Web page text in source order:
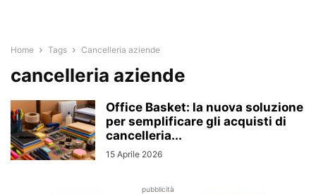
Home Tags Cancelleria aziende
cancelleria aziende
Office Basket: la nuova soluzione
per semplificare gli acquisti di
cancelleria...
15 Aprile 2026
pubblicità